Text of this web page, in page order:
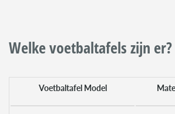
Welke voetbaltafels zijn er?
Voetbaltafel Model